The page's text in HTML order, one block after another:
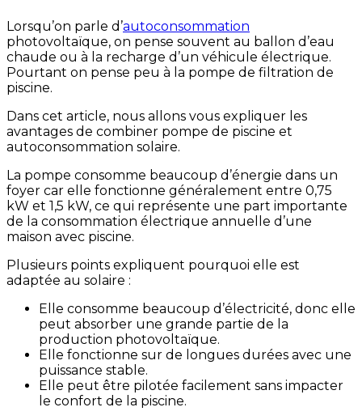
Lorsqu’on parle d’autoconsommation
photovoltaïque, on pense souvent au ballon d’eau
chaude ou à la recharge d’un véhicule électrique.
Pourtant on pense peu à la pompe de filtration de
piscine.
Dans cet article, nous allons vous expliquer les
avantages de combiner pompe de piscine et
autoconsommation solaire.
La pompe consomme beaucoup d’énergie dans un
foyer car elle fonctionne généralement entre 0,75
kW et 1,5 kW, ce qui représente une part importante
de la consommation électrique annuelle d’une
maison avec piscine.
Plusieurs points expliquent pourquoi elle est
adaptée au solaire :
Elle consomme beaucoup d’électricité, donc elle
peut absorber une grande partie de la
production photovoltaïque.
Elle fonctionne sur de longues durées avec une
puissance stable.
Elle peut être pilotée facilement sans impacter
le confort de la piscine.